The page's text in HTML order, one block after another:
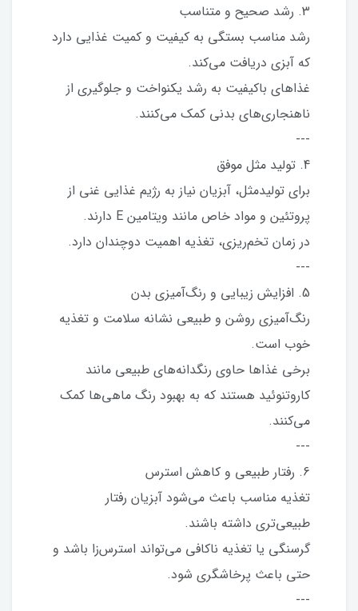
3. رشد صحیح و متناسب
رشد مناسب بستگی به کیفیت و کمیت غذایی دارد
که آبزی دریافت می‌کند.
غذاهای باکیفیت به رشد یکنواخت و جلوگیری از
ناهنجاری‌های بدنی کمک می‌کنند.
---
4. تولید مثل موفق
برای تولیدمثل، آبزیان نیاز به رژیم غذایی غنی از
پروتئین و مواد خاص مانند ویتامین E دارند.
در زمان تخم‌ریزی، تغذیه اهمیت دوچندان دارد.
---
5. افزایش زیبایی و رنگ‌آمیزی بدن
رنگ‌آمیزی روشن و طبیعی نشانه سلامت و تغذیه
خوب است.
برخی غذاها حاوی رنگدانه‌های طبیعی مانند
کاروتنوئید هستند که به بهبود رنگ ماهی‌ها کمک
می‌کنند.
---
6. رفتار طبیعی و کاهش استرس
تغذیه مناسب باعث می‌شود آبزیان رفتار
طبیعی‌تری داشته باشند.
گرسنگی یا تغذیه ناکافی می‌تواند استرس‌زا باشد و
حتی باعث پرخاشگری شود.
---